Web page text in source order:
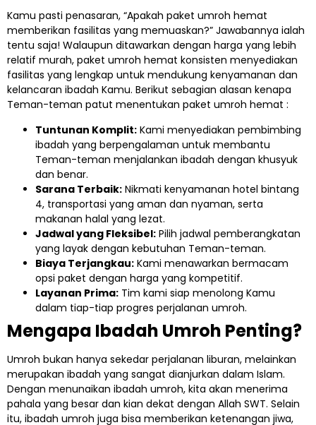
Kamu pasti penasaran, “Apakah paket umroh hemat
memberikan fasilitas yang memuaskan?” Jawabannya ialah
tentu saja! Walaupun ditawarkan dengan harga yang lebih
relatif murah, paket umroh hemat konsisten menyediakan
fasilitas yang lengkap untuk mendukung kenyamanan dan
kelancaran ibadah Kamu. Berikut sebagian alasan kenapa
Teman-teman patut menentukan paket umroh hemat :
Tuntunan Komplit: Kami menyediakan pembimbing
ibadah yang berpengalaman untuk membantu
Teman-teman menjalankan ibadah dengan khusyuk
dan benar.
Sarana Terbaik: Nikmati kenyamanan hotel bintang
4, transportasi yang aman dan nyaman, serta
makanan halal yang lezat.
Jadwal yang Fleksibel: Pilih jadwal pemberangkatan
yang layak dengan kebutuhan Teman-teman.
Biaya Terjangkau: Kami menawarkan bermacam
opsi paket dengan harga yang kompetitif.
Layanan Prima: Tim kami siap menolong Kamu
dalam tiap-tiap progres perjalanan umroh.
Mengapa Ibadah Umroh Penting?
Umroh bukan hanya sekedar perjalanan liburan, melainkan
merupakan ibadah yang sangat dianjurkan dalam Islam.
Dengan menunaikan ibadah umroh, kita akan menerima
pahala yang besar dan kian dekat dengan Allah SWT. Selain
itu, ibadah umroh juga bisa memberikan ketenangan jiwa,